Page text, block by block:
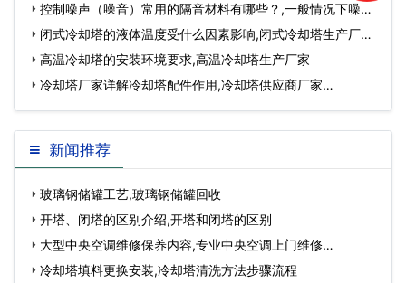
控制噪声（噪音）常用的隔音材料有哪些？,一般情况下噪音
分贝多少…
闭式冷却塔的液体温度受什么因素影响,闭式冷却塔生产厂家
电话…
高温冷却塔的安装环境要求,高温冷却塔生产厂家
冷却塔厂家详解冷却塔配件作用,冷却塔供应商厂家…
新闻推荐
玻璃钢储罐工艺,玻璃钢储罐回收
开塔、闭塔的区别介绍,开塔和闭塔的区别
大型中央空调维修保养内容,专业中央空调上门维修…
冷却塔填料更换安装,冷却塔清洗方法步骤流程